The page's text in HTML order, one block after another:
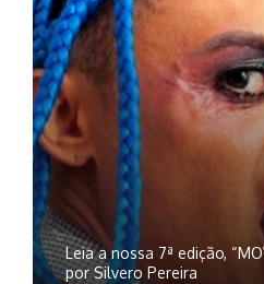
Leia a nossa 7ª edição,
por Silvero Pereira